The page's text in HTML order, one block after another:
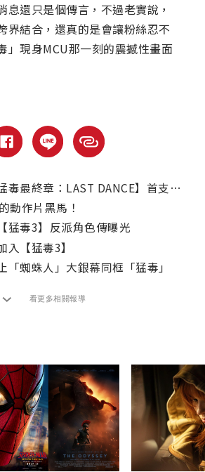
息還只是個傳言，不過老實說，
界結合，還真的是會讓粉絲忍不
」現身MCU那一刻的震撼性畫面
終章：LAST DANCE】首支預告曝光！
動作片黑馬！
猛毒3】反派角色傳曝光
【猛毒3】
「蜘蛛人」大銀幕同框「猛毒」
看更多相關報導